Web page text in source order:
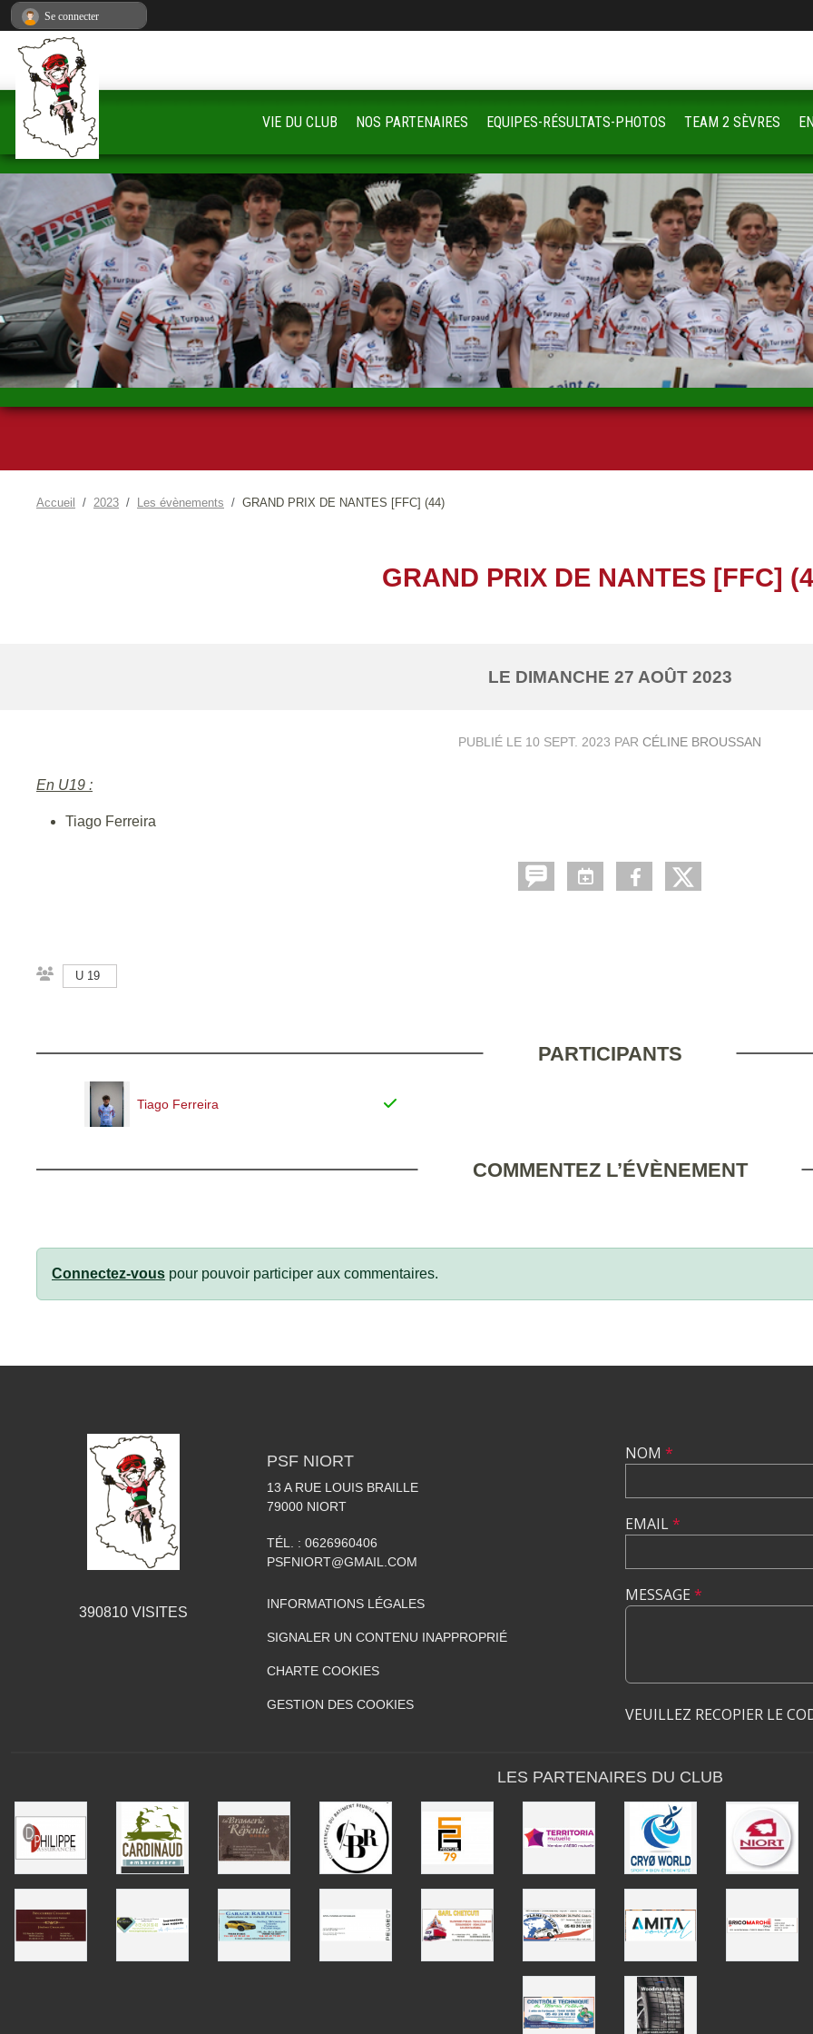
Accueil 2023 Les évènements GRAND PRIX DE NANTES [FFC] (44)
GRAND PRIX DE NANTES [FFC]
LE DIMANCHE 27 AOÛT 2023
PUBLIÉ LE 10 SEPT. 2023 PAR CÉLINE BROUSSAN
En U19 :
Tiago Ferreira
U 19
PARTICIPANTS
Tiago Ferreira
COMMENTEZ L’ÉVÈNEMENT
Connectez-vous pour pouvoir participer aux commentaires.
VIE DU CLUB NOS PARTENAIRES EQUIPES-RÉSULTATS-PHOTOS TEAM 2 SÈVRES
390810 VISITES
PSF NIORT
13 A RUE LOUIS BRAILLE
79000 NIORT
TÉL. : 0626960406
PSFNIORT@GMAIL.COM
INFORMATIONS LÉGALES
SIGNALER UN CONTENU INAPPROPRIÉ
CHARTE COOKIES
GESTION DES COOKIES
NOM *
EMAIL*
MESSAGE *
VEUILLEZ RECOPIER LE
LES PARTENAIRES DU CLUB
Se connecter
Panneau de gestion des cookies